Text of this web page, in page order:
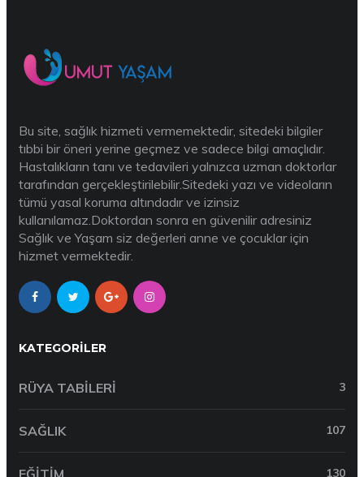
Bu site, sağlık hizmeti vermemektedir, sitedeki bilgiler
tıbbi bir öneri yerine geçmez ve sadece bilgi amaçlıdır.
Hastalıkların tanı ve tedavileri yalnızca uzman doktorlar
tarafından gerçekleştirilebilir.Sitedeki yazı ve videoların
tümü yasal koruma altındadır ve izinsiz
kullanılamaz.Doktordan sonra en güvenilir adresiniz
Sağlık ve Yaşam siz değerleri anne ve çocuklar için
hizmet vermektedir.
KATEGORILER
RÜYA TABILERI 3
SAĞLIK 107
130